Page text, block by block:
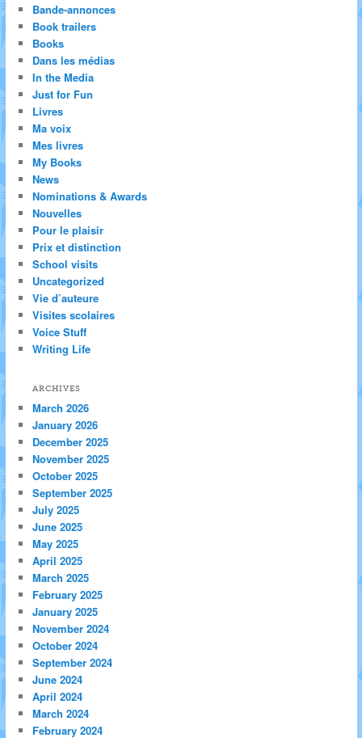
Bande-annonces
Book trailers
Books
Dans les médias
In the Media
Just for Fun
Livres
Ma voix
Mes livres
My Books
News
Nominations & Awards
Nouvelles
Pour le plaisir
Prix et distinction
School visits
Uncategorized
Vie d’auteure
Visites scolaires
Voice Stuff
Writing Life
ARCHIVES
March 2026
January 2026
December 2025
November 2025
October 2025
September 2025
July 2025
June 2025
May 2025
April 2025
March 2025
February 2025
January 2025
November 2024
October 2024
September 2024
June 2024
April 2024
March 2024
February 2024